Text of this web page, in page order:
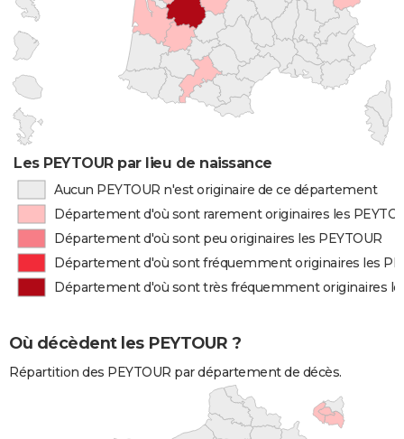
Les PEYTOUR par lieu de naissance
Aucun PEYTOUR n'est originaire de ce département
Département d'où sont rarement originaires les
Département d'où sont peu originaires les PEYTOUR
Département d'où sont fréquemment originaires les
Département d'où sont très fréquemment originaires
Où décèdent les PEYTOUR ?
Répartition des PEYTOUR par département de décès.